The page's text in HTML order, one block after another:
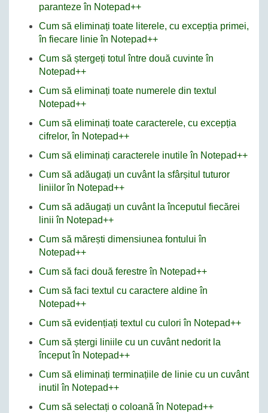
paranteze în Notepad++
Cum să eliminați toate literele, cu excepția primei,
în fiecare linie în Notepad++
Cum să ștergeți totul între două cuvinte în
Notepad++
Cum să eliminați toate numerele din textul
Notepad++
Cum să eliminați toate caracterele, cu excepția
cifrelor, în Notepad++
Cum să eliminați caracterele inutile în Notepad++
Cum să adăugați un cuvânt la sfârșitul tuturor
liniilor în Notepad++
Cum să adăugați un cuvânt la începutul fiecărei
linii în Notepad++
Cum să mărești dimensiunea fontului în
Notepad++
Cum să faci două ferestre în Notepad++
Cum să faci textul cu caractere aldine în
Notepad++
Cum să evidențiați textul cu culori în Notepad++
Cum să ștergi liniile cu un cuvânt nedorit la
început în Notepad++
Cum să eliminați terminațiile de linie cu un cuvânt
inutil în Notepad++
Cum să selectați o coloană în Notepad++